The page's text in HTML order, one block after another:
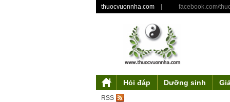
thuocvuonnha.com facebook.com/
Hỏi đáp
Dưỡng sinh
RSS